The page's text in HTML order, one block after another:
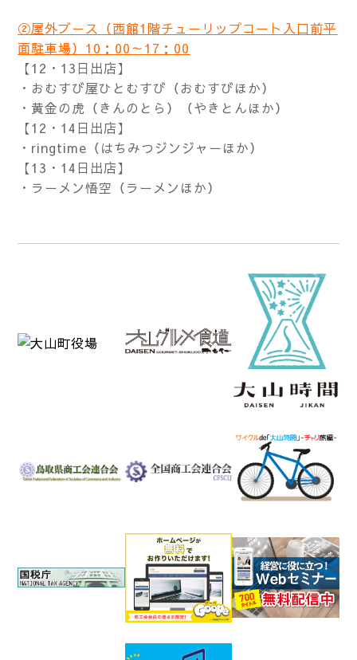
②屋外ブース（西館1階チューリップコート入口前平
面駐車場）10：00～17：00
【12・13日出店】
・おむすび屋ひとむすび（おむすびほか）
・黄金の虎（きんのとら）（やきとんほか）
【12・14日出店】
・ringtime（はちみつジンジャーほか）
【13・14日出店】
・ラーメン悟空（ラーメンほか）